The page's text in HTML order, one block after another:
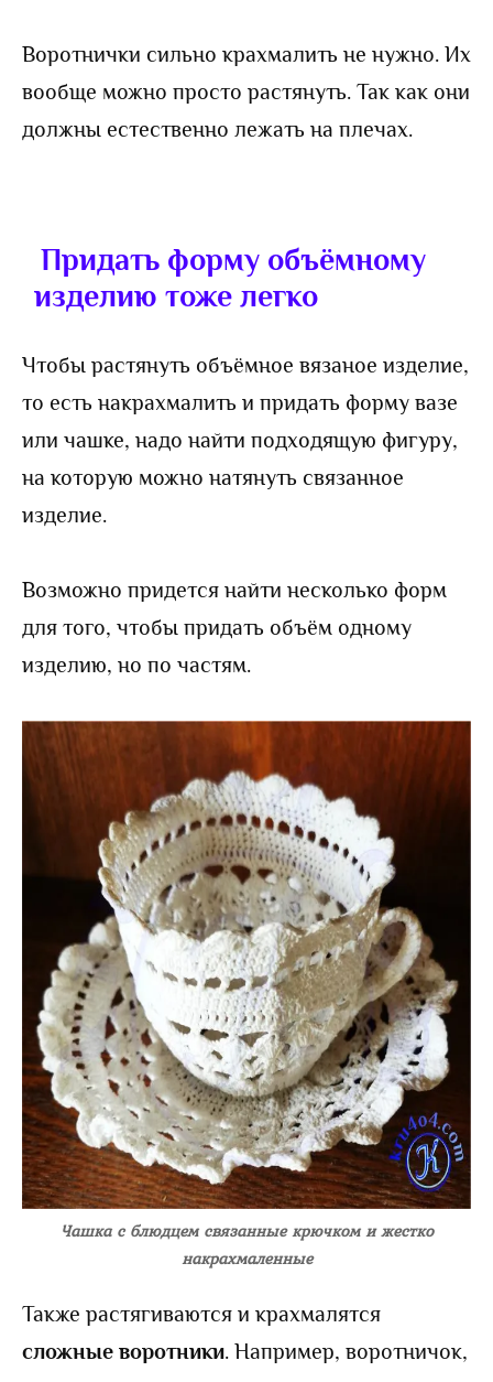
Воротнички сильно крахмалить не нужно. Их
вообще можно просто растянуть. Так как они
должны естественно лежать на плечах.
Придать форму объёмному
изделию тоже легко
Чтобы растянуть объёмное вязаное изделие,
то есть накрахмалить и придать форму вазе
или чашке, надо найти подходящую фигуру,
на которую можно натянуть связанное
изделие.
Возможно придется найти несколько форм
для того, чтобы придать объём одному
изделию, но по частям.
Чашка с блюдцем связанные крючком и жестко
накрахмаленные
Также растягиваются и крахмалятся
сложные воротники. Например, воротничок,